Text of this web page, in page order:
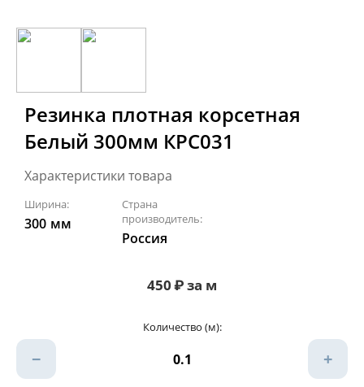
Резинка плотная корсетная
Белый 300мм КРС031
Характеристики товара
Ширина:
300 мм
Страна
производитель:
Россия
450₽за м
Количество (м):
− +